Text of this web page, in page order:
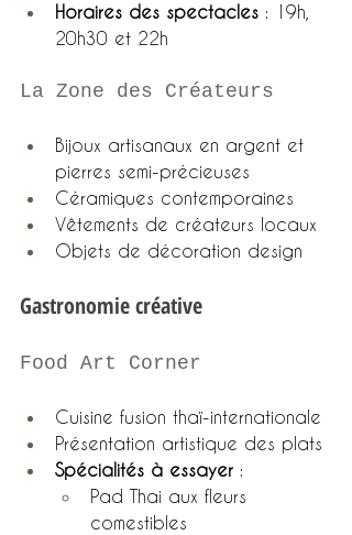
Horaires des spectacles : 19h,
20h30 et 22h
La Zone des Créateurs
Bijoux artisanaux en argent et
pierres semi-précieuses
Céramiques contemporaines
Vêtements de créateurs locaux
Objets de décoration design
Gastronomie créative
Food Art Corner
Cuisine fusion thaï-internationale
Présentation artistique des plats
Spécialités à essayer :
Pad Thai aux fleurs
comestibles